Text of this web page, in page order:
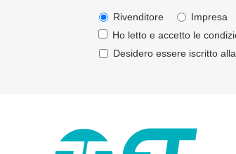
Rivenditore Impresa
Ho letto e accetto le
Desidero essere iscritto